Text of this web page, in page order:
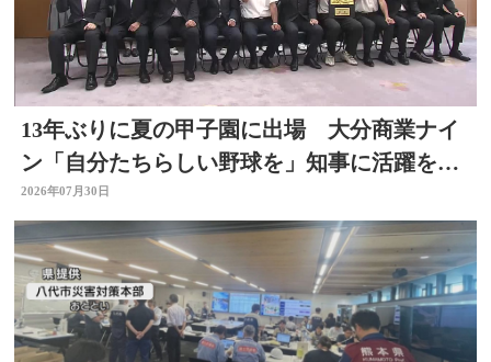
13年ぶりに夏の甲子園に出場 大分商業ナイ
ン「自分たちらしい野球を」知事に活躍を誓
う
2026年07月30日